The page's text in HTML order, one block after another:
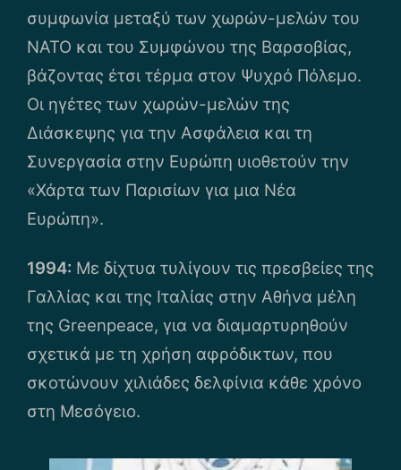
συμφωνία μεταξύ των χωρών-μελών του
ΝΑΤΟ και του Συμφώνου της Βαρσοβίας,
βάζοντας έτσι τέρμα στον Ψυχρό Πόλεμο.
Οι ηγέτες των χωρών-μελών της
Διάσκεψης για την Ασφάλεια και τη
Συνεργασία στην Ευρώπη υιοθετούν την
«Χάρτα των Παρισίων για μια Νέα
Ευρώπη».
1994: Με δίχτυα τυλίγουν τις πρεσβείες της
Γαλλίας και της Ιταλίας στην Αθήνα μέλη
της Greenpeace, για να διαμαρτυρηθούν
σχετικά με τη χρήση αφρόδικτων, που
σκοτώνουν χιλιάδες δελφίνια κάθε χρόνο
στη Μεσόγειο.